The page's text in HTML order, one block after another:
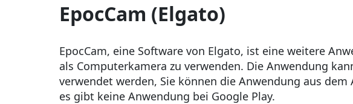
EpocCam (Elgato)
EpocCam, eine Software von Elgato, ist eine weitere
als Computerkamera zu verwenden. Die Anwendung
verwendet werden, Sie können die Anwendung aus
es gibt keine Anwendung bei Google Play.